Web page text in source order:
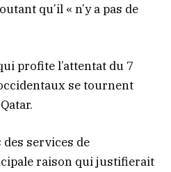
qu’il « n’y a pas de
profite l’attentat du 7
se tournent
services de
raison qui justifierait